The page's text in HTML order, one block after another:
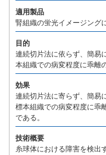
適用製品
腎組織の蛍光イメージング
目的
連続切片法に依らず、簡易
本組織での病変程度に乖離
効果
連続切片法に寄らず、簡易
標本組織での病変程度に乖
である。
技術概要
糸球体における障害を検出